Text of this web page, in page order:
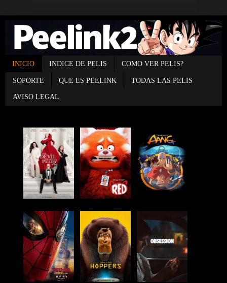
INICIO INDICE DE PELIS COMO VER PELIS?
SOPORTE QUE ES PEELINK TODAS LAS PELIS
AVISO LEGAL